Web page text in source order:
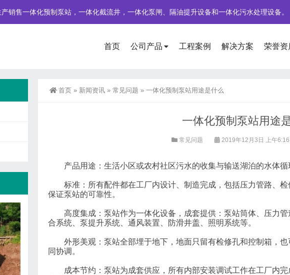
销售一体化预制泵站，一体化截流井，一体化泵闸、隔油提升设备和一体化污水处理设备。
首页 公司产品 工程案例 解决方案 荣誉资
首页 » 新闻资讯 » 常见问题 » 一体化预制泵站用途是什么
一体化预制泵站用途
常见问题 2019年12月3日 上午
产品用途：生活小区或农村社区污水的收集与输送湖泊的水体循
标准：所有配件都在工厂内设计、制造完成，包括压力管路、检
保证泵站的可靠性。
高度集成：泵站作为一体化设备，成套提供：泵站筒体、压力管
合系统、泵提升系统、通风装置、防滑井盖、照明系统等。
外形美观：泵站全部埋于地下，地面只留有检修孔和控制箱，也
同协调。
成本节约：泵站为成套供应，所有内部安装调试工作在工厂内完